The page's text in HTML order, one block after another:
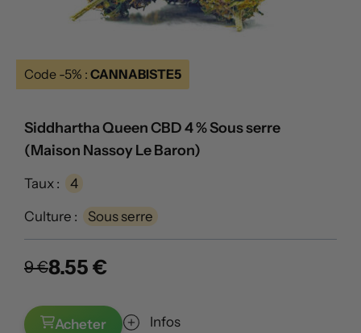
Code -5% : CANNABISTE5
Siddhartha Queen CBD 4 % Sous serre
(Maison Nassoy Le Baron)
Taux : 4
Culture : Sous serre
9 €8.55 €
Acheter Infos